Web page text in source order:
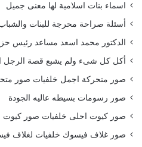
اسماء بنات اسلامية لها معنى جميل
أسئلة صراحة محرجة للبنات والشباب
الدكتور محمد اسعد مساعد رئيس
أكل كل شىء ولم يشبع قصة الرجل
صور متحركة اجمل خلفيات صور
صور رسومات بسيطه عاليه الجودة
صور كيوت احلى خلفيات صور كيوت
صور غلاف فيسوك خلفيات لغلاف